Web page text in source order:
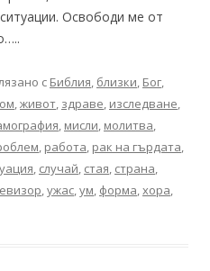
Освободи ме от
с Библия, близки, Бог,
,живот, здраве, изследване,
, мисли, молитва,
, работа, рак на гърдата,
, случай, стая, страна,
,ужас,ум, форма,хора,